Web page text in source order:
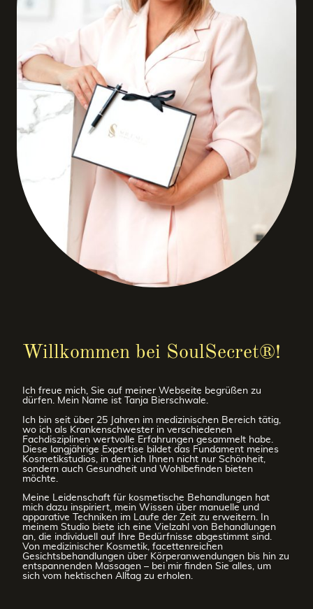
Willkommen bei SoulSecret®!
Ich freue mich, Sie auf meiner Webseite begrüßen zu
dürfen. Mein Name ist Tanja Bierschwale.
Ich bin seit über 25 Jahren im medizinischen Bereich tätig,
wo ich als Krankenschwester in verschiedenen
Fachdisziplinen wertvolle Erfahrungen gesammelt habe.
Diese langjährige Expertise bildet das Fundament meines
Kosmetikstudios, in dem ich Ihnen nicht nur Schönheit,
sondern auch Gesundheit und Wohlbefinden bieten
möchte.
Meine Leidenschaft für kosmetische Behandlungen hat
mich dazu inspiriert, mein Wissen über manuelle und
apparative Techniken im Laufe der Zeit zu erweitern. In
meinem Studio biete ich eine Vielzahl von Behandlungen
an, die individuell auf Ihre Bedürfnisse abgestimmt sind.
Von medizinischer Kosmetik, facettenreichen
Gesichtsbehandlungen über Körperanwendungen bis hin zu
entspannenden Massagen – bei mir finden Sie alles, um
sich vom hektischen Alltag zu erholen.